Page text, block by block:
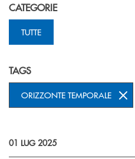
CATEGORIE
TUTTE
TAGS
ORIZZONTE TEMPORALE
01 LUG 2025